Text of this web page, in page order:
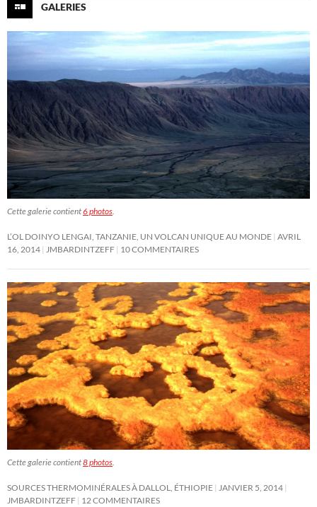
GALERIES
Cette galerie contient6 photos.
L’OL DOINYO LENGAI, TANZANIE, UN VOLCAN UNIQUE AU MONDE AVRIL
16, 2014 JMBARDINTZEFF 10 COMMENTAIRES
Cette galerie contient8 photos.
SOURCES THERMOMINÉRALES À DALLOL, ÉTHIOPIE JANVIER 5, 2014
JMBARDINTZEFF 12 COMMENTAIRES